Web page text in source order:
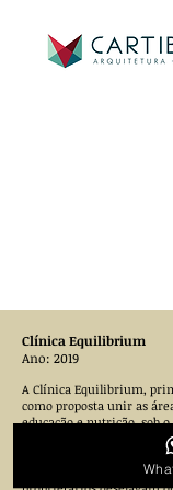
Clínica Equilibrium
Ano: 2019
A Clínica Equilibrium,
como proposta unir as
educação e nutrição, sob o
Através do manual de
projeto pautado no uso de
estética formal, seguindo